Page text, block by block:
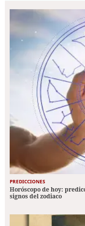
PREDICCIONES
Horóscopo de hoy:
signos del zodiaco